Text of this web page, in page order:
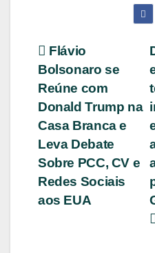
Navegação
de
Post
Flávio
Bolsonaro se
Reúne com
Donald Trump na
Casa Branca e
Leva Debate
Sobre PCC, CV e
Redes Sociais
aos EUA